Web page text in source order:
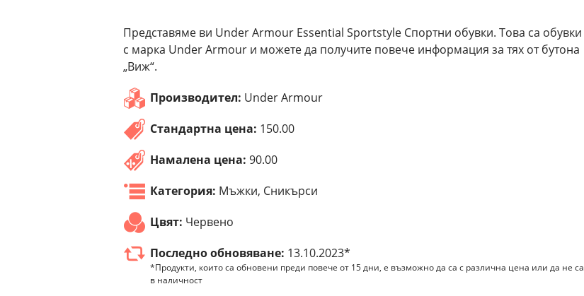
Представяме ви Under Armour Essential Sportstyle Спортни обувки. Това са обувки
с марка Under Armour и можете да получите повече информация за тях от бутона
„Виж“.
Производител: Under Armour
Стандартна цена: 150.00
Намалена цена: 90.00
Категория: Мъжки, Сникърси
Цвят: Червено
Последно обновяване: 13.10.2023*
*Продукти, които са обновени преди повече от 15 дни, е възможно да са с различна цена или да не са
в наличност